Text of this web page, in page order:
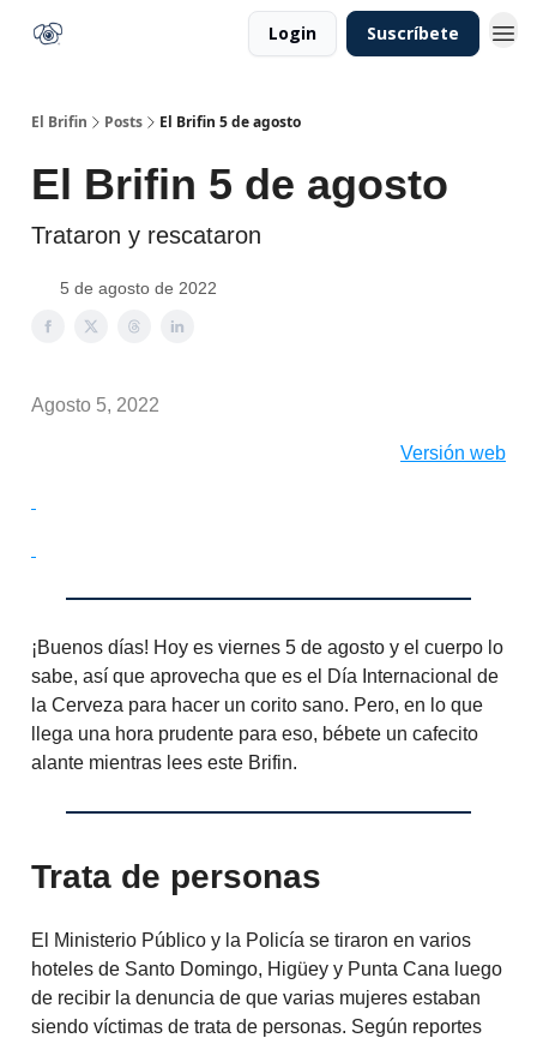
Login Suscríbete
El Brifin Posts El Brifin 5 de agosto
El Brifin 5 de agosto
Trataron y rescataron
5 de agosto de 2022
Agosto 5, 2022
Versión web
¡Buenos días! Hoy es viernes 5 de agosto y el cuerpo lo
sabe, así que aprovecha que es el Día Internacional de
la Cerveza para hacer un corito sano. Pero, en lo que
llega una hora prudente para eso, bébete un cafecito
alante mientras lees este Brifin.
Trata de personas
El Ministerio Público y la Policía se tiraron en varios
hoteles de Santo Domingo, Higüey y Punta Cana luego
de recibir la denuncia de que varias mujeres estaban
siendo víctimas de trata de personas. Según reportes